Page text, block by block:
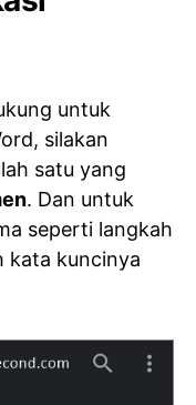
untuk
silakan
satu yang
. Dan untuk
seperti langkah
kata kuncinya